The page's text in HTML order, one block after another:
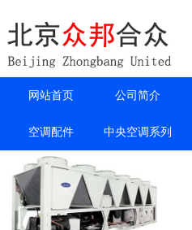
网站首页 公司简介
空调配件 中央空调系列